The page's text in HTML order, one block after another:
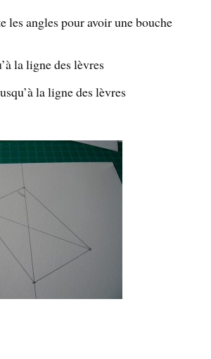
les angles pour avoir une bouche
la ligne des lèvres
la ligne des lèvres